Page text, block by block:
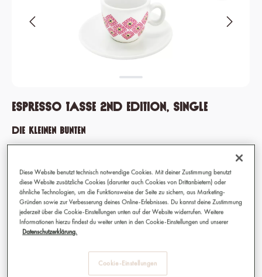
Espresso Tasse 2nd edition, single
Die kleinen Bunten
Machen zuverlässig wach: Die Espresso-Tassen in fünf Farben sind
deine fröhlich-bunten Begleiter durch die Arbeitswoche.
7,90 €
Preise inkl. MwSt.
auswählen
Diese Website benutzt technisch notwendige Cookies. Mit deiner Zustimmung benutzt
diese Website zusätzliche Cookies (darunter auch Cookies von Drittanbietern) oder
ähnliche Technologien, um die Funktionsweise der Seite zu sichern, aus Marketing-
Gründen sowie zur Verbesserung deines Online-Erlebnisses. Du kannst deine Zustimmung
jederzeit über die Cookie-Einstellungen unten auf der Website widerrufen. Weitere
Informationen hierzu findest du weiter unten in den Cookie-Einstellungen und unserer
Datenschutzerklärung.
Cookie-Einstellungen